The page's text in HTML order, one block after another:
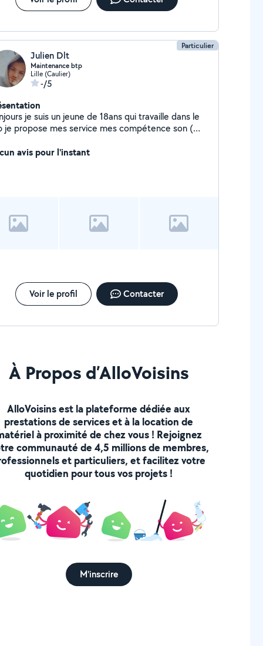
depuis peu après obtention du diplôme
de nature je suis polyvalent et ouvert à
Particulier
Julien Dlt
Maintenance btp
Lille (Caulier)
-/5
je suis un jeune de 18ans qui travaille dans le
je propose mes service mes compétence son (
à mes heure perdu )
avis pour l'instant
Voir le profil Contacter
À Propos d’AlloVoisins
AlloVoisins est la plateforme dédiée aux
prestations de services et à la location de
à proximité de chez vous ! Rejoignez
communauté de 4,5 millions de membres,
et particuliers, et facilitez votre
quotidien pour tous vos projets !
M'inscrire